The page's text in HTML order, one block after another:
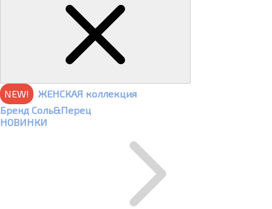
NEW!
ЖЕНСКАЯ коллекция
Бренд Соль&Перец
НОВИНКИ